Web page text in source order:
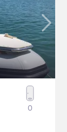
0